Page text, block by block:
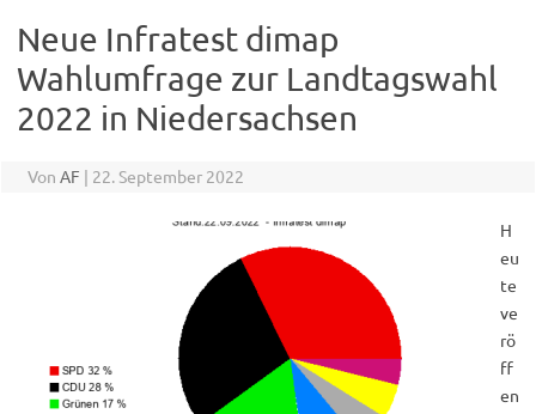
Neue Infratest dimap
Wahlumfrage zur Landtagswahl
2022 in Niedersachsen
Von AF | 22. September 2022
H
eu
te
ve
rö
ff
en